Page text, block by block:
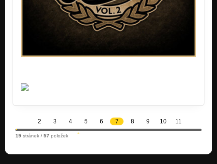
2 3 4 5 6 7 8 9 10 11
19 stránek / 57 položek